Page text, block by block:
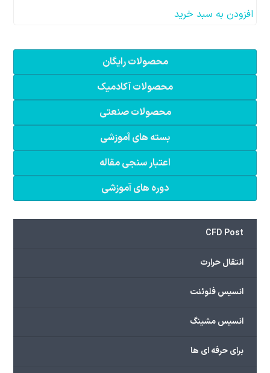
افزودن به سبد خرید
محصولات رایگان
محصولات آکادمیک
محصولات صنعتی
بسته های آموزشی
اعتبار سنجی مقاله
دوره های آموزشی
CFD Post
انتقال حرارت
انسیس فلوئنت
انسیس مشینگ
برای حرفه ای ها